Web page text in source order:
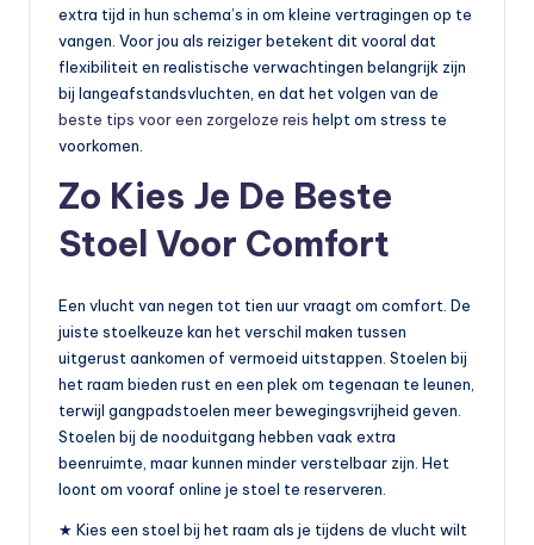
extra tijd in hun schema’s in om kleine vertragingen op te
vangen. Voor jou als reiziger betekent dit vooral dat
flexibiliteit en realistische verwachtingen belangrijk zijn
bij langeafstandsvluchten, en dat het volgen van de
beste tips voor een zorgeloze reis helpt om stress te
voorkomen.
Zo Kies Je De Beste
Stoel Voor Comfort
Een vlucht van negen tot tien uur vraagt om comfort. De
juiste stoelkeuze kan het verschil maken tussen
uitgerust aankomen of vermoeid uitstappen. Stoelen bij
het raam bieden rust en een plek om tegenaan te leunen,
terwijl gangpadstoelen meer bewegingsvrijheid geven.
Stoelen bij de nooduitgang hebben vaak extra
beenruimte, maar kunnen minder verstelbaar zijn. Het
loont om vooraf online je stoel te reserveren.
★ Kies een stoel bij het raam als je tijdens de vlucht wilt